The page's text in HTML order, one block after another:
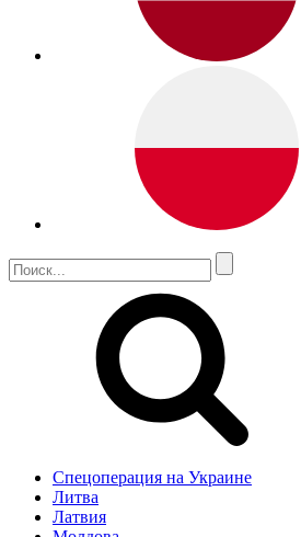
Спецоперация на Украине
Литва
Латвия